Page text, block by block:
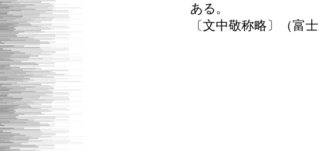
ある。
〔文中敬称略〕（富